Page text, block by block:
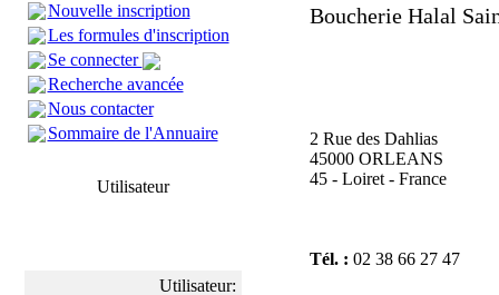
Nouvelle inscription
Les formules d'inscription
Se connecter
Recherche avancée
Nous contacter
Sommaire de l'Annuaire
Utilisateur
Utilisateur:
Boucherie Halal
2 Rue des Dahlias
45000 ORLEANS
45 - Loiret - France
Tél. : 02 38 66 27 47